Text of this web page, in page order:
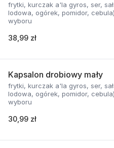
frytki, kurczak a'la gyros, ser,
lodowa, ogórek, pomidor,
wyboru
38,99 zł
Kapsalon drobiowy mały
frytki, kurczak a'la gyros, ser,
lodowa, ogórek, pomidor,
wyboru
30,99 zł